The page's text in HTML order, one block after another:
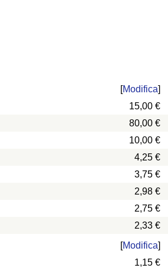
[Modifica]
15,00 €
80,00 €
10,00 €
4,25 €
3,75 €
2,98 €
2,75 €
2,33 €
[Modifica]
1,15 €